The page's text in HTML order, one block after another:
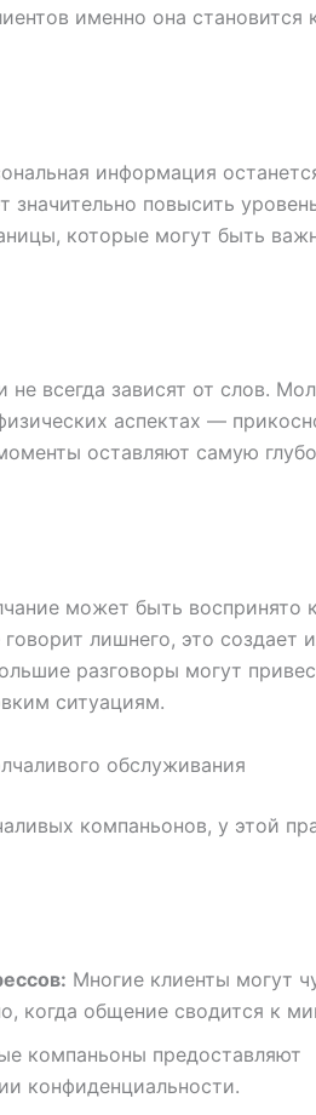
именно она становится
информация
значительно повысить
которые могут быть
всегда зависят от слов.
аспектах —
оставляют самую
может быть воспринято
лишнего, это создает
разговоры могут
ситуациям.
обслуживания
компаньонов, у этой
Многие клиенты могут
когда общение сводится к
компаньоны предоставляют
конфиденциальности.